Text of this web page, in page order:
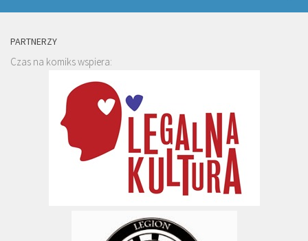
PARTNERZY
Czas na komiks wspiera: